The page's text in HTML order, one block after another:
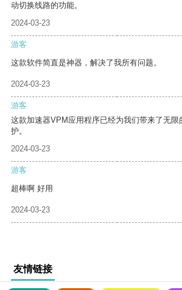
动切换线路的功能。
2024-03-23
游客
这款软件简直是神器，解决了我所有问题。
2024-03-23
游客
这款加速器VPM应用程序已经为我们带来了无限
护。
2024-03-23
游客
超棒啊 好用
2024-03-23
友情链接